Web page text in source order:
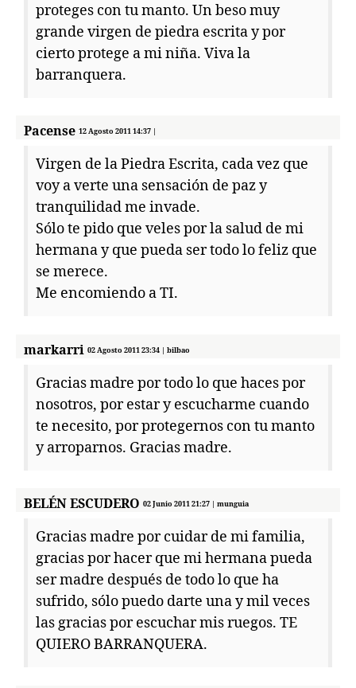
proteges con tu manto. Un beso muy
grande virgen de piedra escrita y por
cierto protege a mi niña. Viva la
barranquera.
Pacense 12 Agosto 2011 14:37 |
Virgen de la Piedra Escrita, cada vez que
voy a verte una sensación de paz y
tranquilidad me invade.
Sólo te pido que veles por la salud de mi
hermana y que pueda ser todo lo feliz que
se merece.
Me encomiendo a TI.
markarri 02 Agosto 2011 23:34 | bilbao
Gracias madre por todo lo que haces por
nosotros, por estar y escucharme cuando
te necesito, por protegernos con tu manto
y arroparnos. Gracias madre.
BELÉN ESCUDERO 02 Junio 2011 21:27 | munguia
Gracias madre por cuidar de mi familia,
gracias por hacer que mi hermana pueda
ser madre después de todo lo que ha
sufrido, sólo puedo darte una y mil veces
las gracias por escuchar mis ruegos. TE
QUIERO BARRANQUERA.